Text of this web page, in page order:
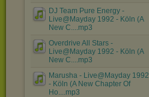
DJ Team Pure Energy -
Live@Mayday 1992 - Köln (A
New C....mp3
Overdrive All Stars -
Live@Mayday 1992 - Köln (A
New C....mp3
Marusha - Live@Mayday 1992
- Köln (A New Chapter Of
Ho....mp3